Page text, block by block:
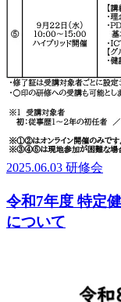
2025.06.03 研修会
令和7年度 特定
について